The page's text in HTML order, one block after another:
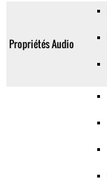
Propriétés Audio